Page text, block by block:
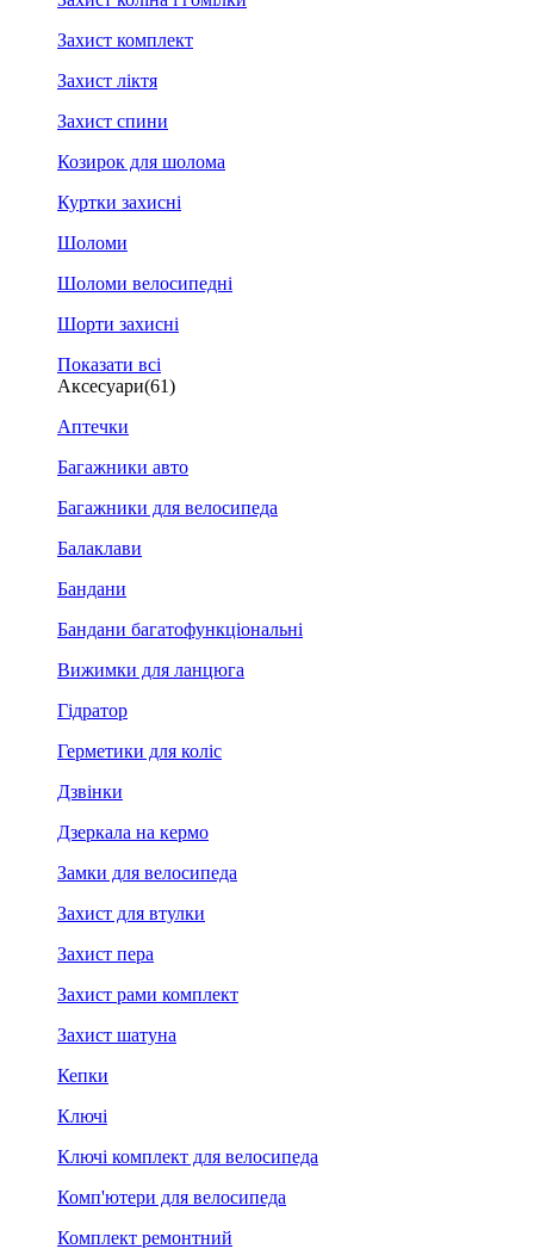
Захист комплект
Захист ліктя
Захист спини
Козирок для шолома
Куртки захисні
Шоломи
Шоломи велосипедні
Шорти захисні
Показати всі
Аксесуари(61)
Аптечки
Багажники авто
Багажники для велосипеда
Балаклави
Бандани
Бандани багатофункціональні
Вижимки для ланцюга
Гідратор
Герметики для коліс
Дзвінки
Дзеркала на кермо
Замки для велосипеда
Захист для втулки
Захист пера
Захист рами комплект
Захист шатуна
Кепки
Ключі
Ключі комплект для велосипеда
Комп'ютери для велосипеда
Комплект ремонтний